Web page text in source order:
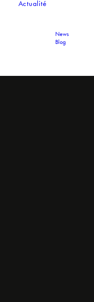
Actualité
News
Blog